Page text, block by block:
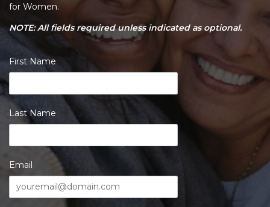
for Women.
NOTE: All fields required unless indicated as optional.
First Name
Last Name
Email